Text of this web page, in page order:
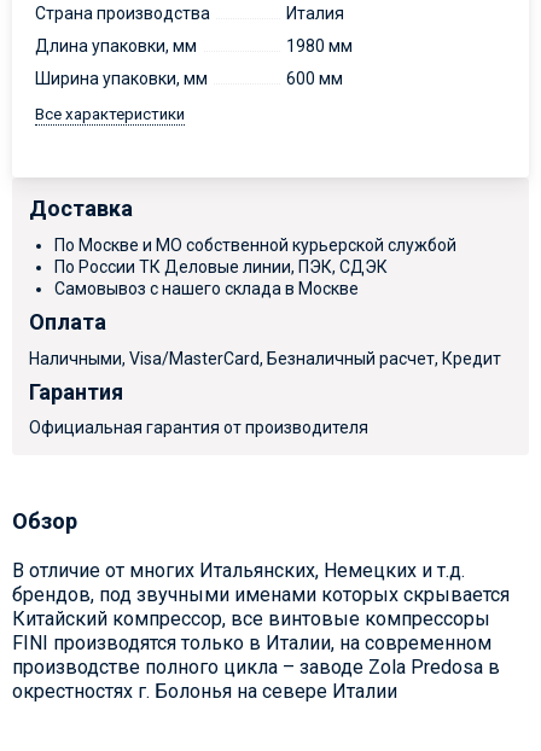
Страна производства
Италия
Длина упаковки, мм
1980 мм
Ширина упаковки, мм
600 мм
Все характеристики
Доставка
По Москве и МО собственной курьерской службой
По России ТК Деловые линии, ПЭК, СДЭК
Самовывоз с нашего склада в Москве
Оплата
Наличными, Visa/MasterCard, Безналичный расчет, Кредит
Гарантия
Официальная гарантия от производителя
Обзор
В отличие от многих Итальянских, Немецких и т.д.
брендов, под звучными именами которых скрывается
Китайский компрессор, все винтовые компрессоры
FINI производятся только в Италии, на современном
производстве полного цикла – заводе Zola Predosa в
окрестностях г. Болонья на севере Италии